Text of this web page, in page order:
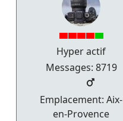
Hyper actif
Messages: 8719
Emplacement: Aix-
en-Provence